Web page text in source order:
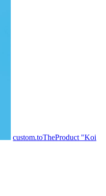
custom.toTheProduct "Koi